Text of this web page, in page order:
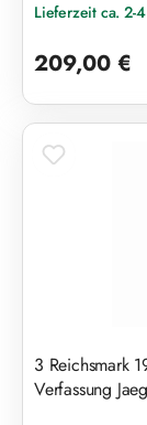
Lieferzeit ca. 2-
209,00 €
3 Reichsmark
Verfassung